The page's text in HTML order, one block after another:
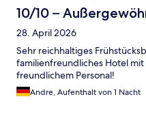
10/10 –
28. April 2026
Sehr reichhaltiges
familienfreundliches Hotel
freundlichem Personal!
Andre, Aufenthalt von 1 Nacht